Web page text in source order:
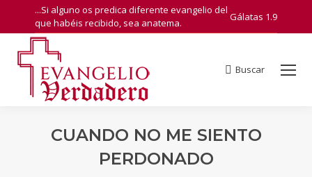
...Si alguno os predica diferente evangelio del
que habéis recibido, sea anatema.
Gálatas 1.9
Search:
Buscar
CUANDO NO ME SIENTO
PERDONADO